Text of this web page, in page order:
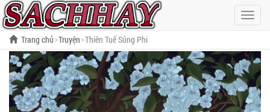
Hiện
menu
Trang chủ Truyện Thiên Tuế Sủng Phi